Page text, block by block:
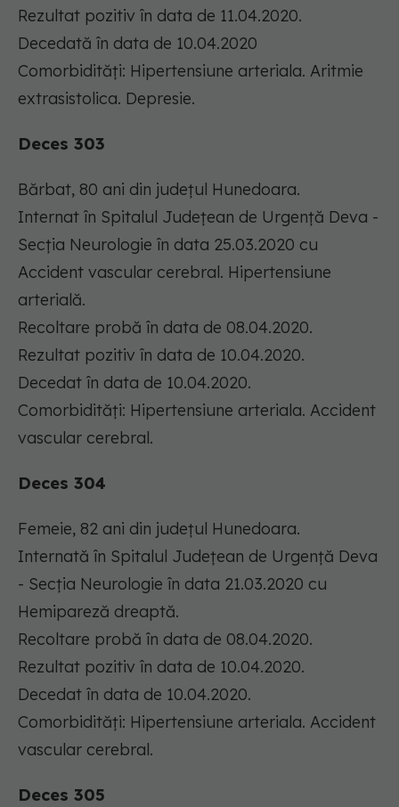
Rezultat pozitiv în data de 11.04.2020.
Decedată în data de 10.04.2020
Comorbidități: Hipertensiune arteriala. Aritmie
extrasistolica. Depresie.
Deces 303
Bărbat, 80 ani din județul Hunedoara.
Internat în Spitalul Județean de Urgență Deva -
Secția Neurologie în data 25.03.2020 cu
Accident vascular cerebral. Hipertensiune
arterială.
Recoltare probă în data de 08.04.2020.
Rezultat pozitiv în data de 10.04.2020.
Decedat în data de 10.04.2020.
Comorbidități: Hipertensiune arteriala. Accident
vascular cerebral.
Deces 304
Femeie, 82 ani din județul Hunedoara.
Internată în Spitalul Județean de Urgență Deva
- Secția Neurologie în data 21.03.2020 cu
Hemipareză dreaptă.
Recoltare probă în data de 08.04.2020.
Rezultat pozitiv în data de 10.04.2020.
Decedat în data de 10.04.2020.
Comorbidități: Hipertensiune arteriala. Accident
vascular cerebral.
Deces 305